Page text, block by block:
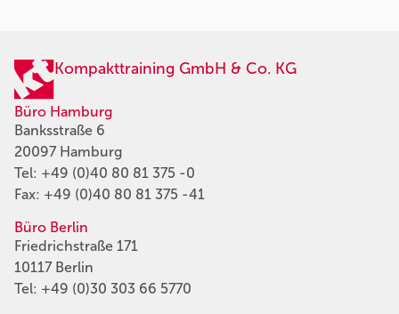
Kompakttraining GmbH & Co. KG
Büro Hamburg
Banksstraße 6
20097 Hamburg
Tel: +49 (0)40 80 81 375 -0
Fax: +49 (0)40 80 81 375 -41
Büro Berlin
Friedrichstraße 171
10117 Berlin
Tel: +49 (0)30 303 66 5770